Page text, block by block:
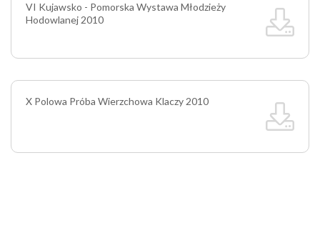
VI Kujawsko - Pomorska Wystawa Młodzieży
Hodowlanej 2010
X Polowa Próba Wierzchowa Klaczy 2010